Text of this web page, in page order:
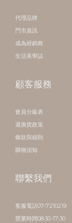
代理品牌
門市資訊
成為經銷商
生活美學誌
顧客服務
會員分級表
退換貨政策
條款與細則
購物須知
聯繫我們
客服電話07-7210219
營業時間08:30-17:30